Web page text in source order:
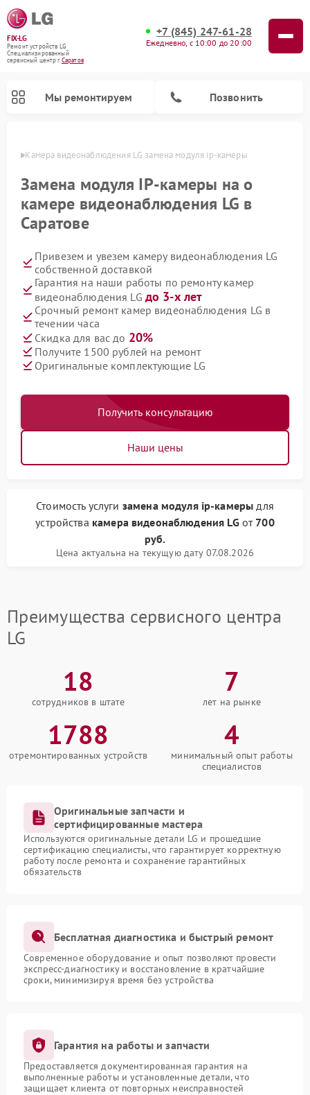
FIX-LG
Ремонт устройств LG
Специализированный
cервисный центр г.Саратов
+7 (845) 247-61-28
Ежедневно, с 10:00 до 20:00
Мы ремонтируем Позвонить
Камера видеонаблюдения LG замена модуля ip-камеры
Замена модуля IP-камеры на о
камере видеонаблюдения LG в
Саратове
Привезем и увезем камеру видеонаблюдения LG
собственной доставкой
Гарантия на наши работы по ремонту камер
видеонаблюдения LG до 3-х лет
Срочный ремонт камер видеонаблюдения LG в
течении часа
Скидка для вас до 20%
Получите 1500 рублей на ремонт
Оригинальные комплектующие LG
Получить консультацию
Наши цены
Стоимость услуги замена модуля ip-камеры для
устройства камера видеонаблюдения LG от 700
руб.
Цена актуальна на текущую дату 07.08.2026
Преимущества сервисного центра
LG
18
сотрудников в штате
7
лет на рынке
1788
отремонтированных устройств
4
минимальный опыт работы
специалистов
Оригинальные запчасти и
сертифицированные мастера
Используются оригинальные детали LG и прошедшие
сертификацию специалисты, что гарантирует корректную
работу после ремонта и сохранение гарантийных
обязательств
Бесплатная диагностика и быстрый ремонт
Современное оборудование и опыт позволяют провести
экспресс-диагностику и восстановление в кратчайшие
сроки, минимизируя время без устройства
Гарантия на работы и запчасти
Предоставляется документированная гарантия на
выполненные работы и установленные детали, что
защищает клиента от повторных неисправностей